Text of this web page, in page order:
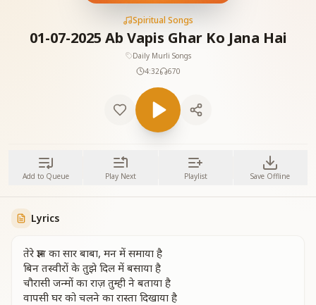
Spiritual Songs
01-07-2025 Ab Vapis Ghar Ko Jana Hai
Daily Murli Songs
4:32
670
Add to Queue Play Next Playlist Save Offline
Lyrics
तेरे ज्ञान का सार बाबा, मन में समाया है
बिन तस्वीरों के तुझे दिल में बसाया है
चौरासी जन्मों का राज़ तुम्ही ने बताया है
वापसी घर को चलने का रास्ता दिखाया है